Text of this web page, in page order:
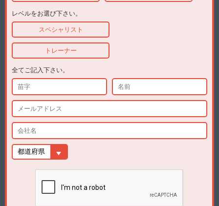
レベルをお選び下さい。
スペシャリスト
トレーナー
全てご記入下さい。